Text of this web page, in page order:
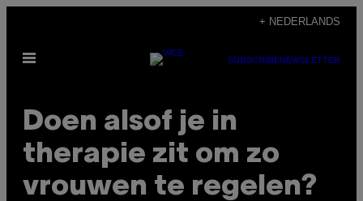
de
+ NEDERLANDS
Open
SUBSCRIBENEWSLETTER
Doen alsof je in
therapie zit om zo
vrouwen te regelen?